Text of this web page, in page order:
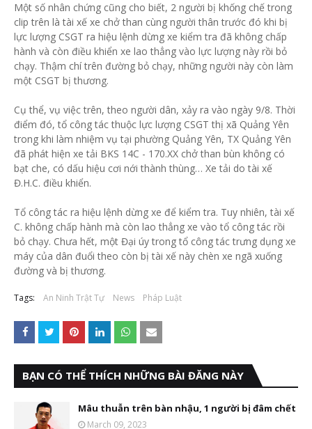
Một số nhân chứng cũng cho biết, 2 người bị khống chế trong
clip trên là tài xế xe chở than cùng người thân trước đó khi bị
lực lượng CSGT ra hiệu lệnh dừng xe kiểm tra đã không chấp
hành và còn điều khiển xe lao thẳng vào lực lượng này rồi bỏ
chạy. Thậm chí trên đường bỏ chạy, những người này còn làm
một CSGT bị thương.
Cụ thể, vụ việc trên, theo người dân, xảy ra vào ngày 9/8. Thời
điểm đó, tổ công tác thuộc lực lượng CSGT thị xã Quảng Yên
trong khi làm nhiệm vụ tại phường Quảng Yên, TX Quảng Yên
đã phát hiện xe tải BKS 14C - 170.XX chở than bùn không có
bạt che, có dấu hiệu cơi nới thành thùng… Xe tải do tài xế
Đ.H.C. điều khiển.
Tổ công tác ra hiệu lệnh dừng xe để kiểm tra. Tuy nhiên, tài xế
C. không chấp hành mà còn lao thẳng xe vào tổ công tác rồi
bỏ chạy. Chưa hết, một Đại úy trong tổ công tác trưng dụng xe
máy của dân đuổi theo còn bị tài xế này chèn xe ngã xuống
đường và bị thương.
Tags: An Ninh Trật Tự News Pháp Luật
BẠN CÓ THỂ THÍCH NHỮNG BÀI ĐĂNG NÀY
Mâu thuẫn trên bàn nhậu, 1 người bị đâm chết
March 09, 2023